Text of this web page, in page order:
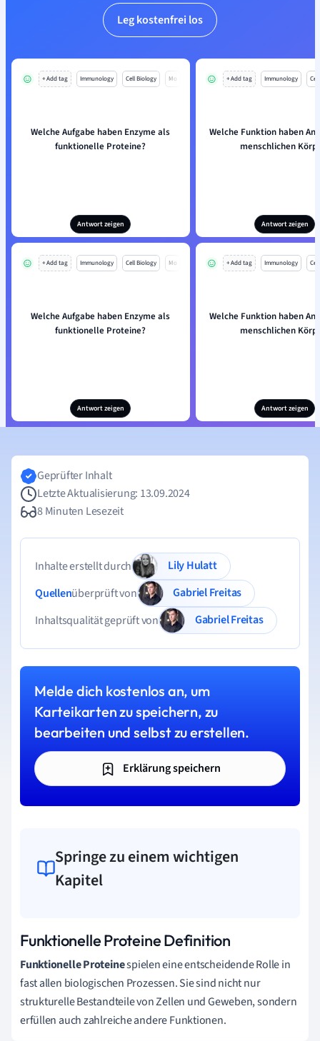
Leg kostenfrei los
+ Add tag Immunology Cell Biology Mo
Welche Aufgabe haben Enzyme als
funktionelle Proteine?
Antwort zeigen
+ Add tag Immunology
Welche Funktion haben
menschlichen
Antwort zeigen
+ Add tag Immunology Cell Biology Mo
Welche Aufgabe haben Enzyme als
funktionelle Proteine?
Antwort zeigen
+ Add tag Immunology
Welche Funktion haben
menschlichen
Antwort zeigen
Geprüfter Inhalt
Letzte Aktualisierung: 13.09.2024
8 Minuten Lesezeit
Inhalte erstellt durch
Lily Hulatt
Quellenüberprüft von
Gabriel Freitas
Inhaltsqualität geprüft von
Gabriel Freitas
Melde dich kostenlos an, um
Karteikarten zu speichern, zu
bearbeiten und selbst zu erstellen.
Erklärung speichern
Springe zu einem wichtigen
Kapitel
Funktionelle Proteine Definition
Funktionelle Proteinespielen eine entscheidende Rolle in
fast allen biologischen Prozessen. Sie sind nicht nur
strukturelle Bestandteile von Zellen und Geweben, sondern
erfüllen auch zahlreiche andere Funktionen.